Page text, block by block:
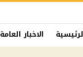
الاخبار العامة